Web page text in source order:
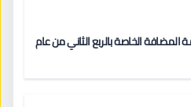
المضافة الخاصة بالربع الثاني من عام